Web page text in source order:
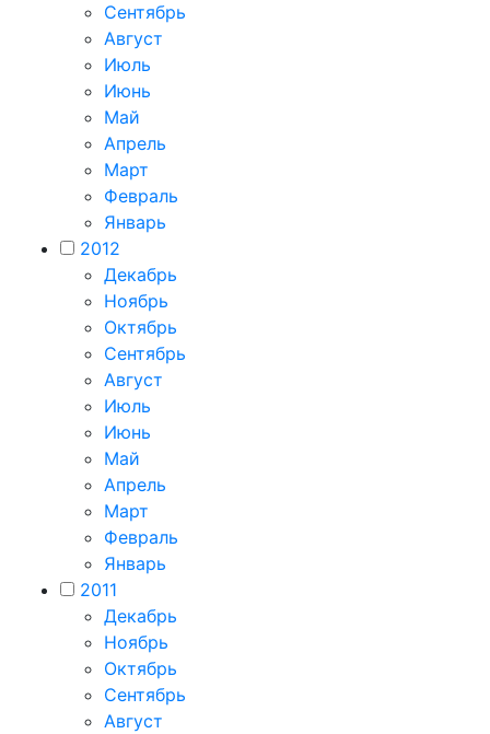
Сентябрь
Август
Июль
Июнь
Май
Апрель
Март
Февраль
Январь
2012
Декабрь
Ноябрь
Октябрь
Сентябрь
Август
Июль
Июнь
Май
Апрель
Март
Февраль
Январь
2011
Декабрь
Ноябрь
Октябрь
Сентябрь
Август